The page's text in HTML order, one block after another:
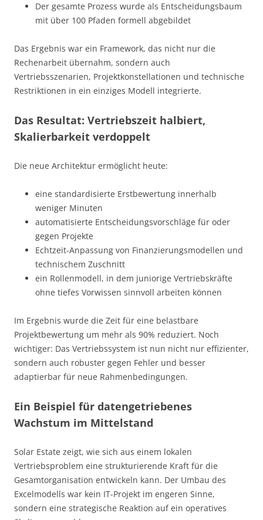
Der gesamte Prozess wurde als Entscheidungsbaum
mit über 100 Pfaden formell abgebildet
Das Ergebnis war ein Framework, das nicht nur die
Rechenarbeit übernahm, sondern auch
Vertriebsszenarien, Projektkonstellationen und technische
Restriktionen in ein einziges Modell integrierte.
Das Resultat: Vertriebszeit halbiert,
Skalierbarkeit verdoppelt
Die neue Architektur ermöglicht heute:
eine standardisierte Erstbewertung innerhalb
weniger Minuten
automatisierte Entscheidungsvorschläge für oder
gegen Projekte
Echtzeit-Anpassung von Finanzierungsmodellen und
technischem Zuschnitt
ein Rollenmodell, in dem juniorige Vertriebskräfte
ohne tiefes Vorwissen sinnvoll arbeiten können
Im Ergebnis wurde die Zeit für eine belastbare
Projektbewertung um mehr als 90% reduziert. Noch
wichtiger: Das Vertriebssystem ist nun nicht nur effizienter,
sondern auch robuster gegen Fehler und besser
adaptierbar für neue Rahmenbedingungen.
Ein Beispiel für datengetriebenes
Wachstum im Mittelstand
Solar Estate zeigt, wie sich aus einem lokalen
Vertriebsproblem eine strukturierende Kraft für die
Gesamtorganisation entwickeln kann. Der Umbau des
Excelmodells war kein IT-Projekt im engeren Sinne,
sondern eine strategische Reaktion auf ein operatives